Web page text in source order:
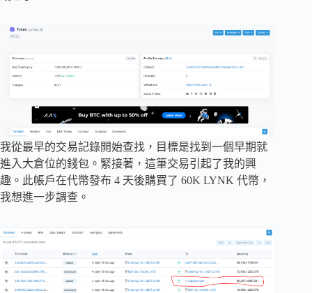
我從最早的交易記錄開始查找，目標是找到一個早期就
進入大倉位的錢包。緊接著，這筆交易引起了我的興
趣。此帳戶在代幣發布 4 天後購買了 60K LYNK 代幣，
我想進一步調查。